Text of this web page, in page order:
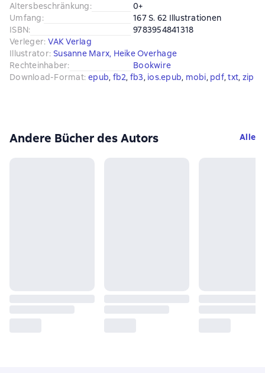
Altersbeschränkung:
0+
Umfang:
167 S. 62 Illustrationen
ISBN:
9783954841318
Verleger: VAK Verlag
Illustrator: Susanne Marx, Heike Overhage
Rechteinhaber:
Bookwire
Download-Format: epub, fb2, fb3, ios.epub, mobi, pdf, txt, zip
Andere Bücher des Autors Alle